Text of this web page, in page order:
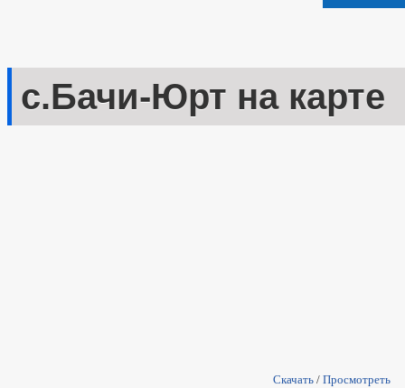
с.Бачи-Юрт на карте
Скачать / Просмотреть